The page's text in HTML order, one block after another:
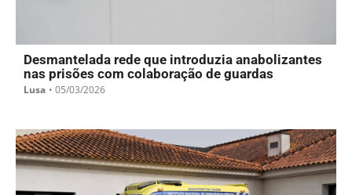
Desmantelada rede que introduzia anabolizantes
nas prisões com colaboração de guardas
Lusa • 05/03/2026